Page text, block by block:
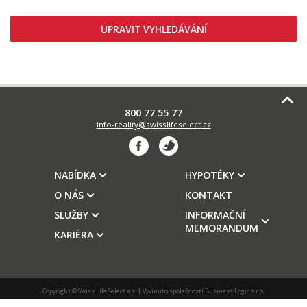
UPRAVIT VYHLEDÁVÁNÍ
800 77 55 77
info-reality@swisslifeselect.cz
NABÍDKA
O NÁS
SLUŽBY
KARIÉRA
HYPOTÉKY
KONTAKT
INFORMAČNÍ
MEMORANDUM
Copyright © Swiss Life Select a.s. | Vyvinuto společností Business Logic s.r.o.